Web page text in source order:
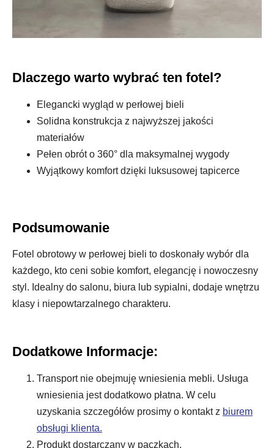
Dlaczego warto wybrać ten fotel?
Elegancki wygląd w perłowej bieli
Solidna konstrukcja z najwyższej jakości
materiałów
Pełen obrót o 360° dla maksymalnej wygody
Wyjątkowy komfort dzięki luksusowej tapicerce
Podsumowanie
Fotel obrotowy w perłowej bieli to doskonały wybór dla
każdego, kto ceni sobie komfort, elegancję i nowoczesny
styl. Idealny do salonu, biura lub sypialni, dodaje wnętrzu
klasy i niepowtarzalnego charakteru.
Dodatkowe Informacje:
Transport nie obejmuję wniesienia mebli. Usługa
wniesienia jest dodatkowo płatna. W celu
uzyskania szczegółów prosimy o kontakt z biurem
obsługi klienta.
Produkt dostarczany w paczkach.